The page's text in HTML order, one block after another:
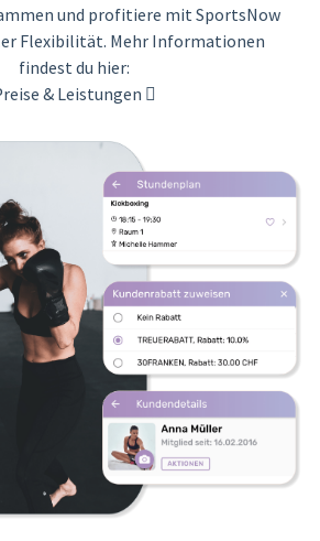
und profitiere mit SportsNow
Flexibilität. Mehr Informationen
findest du hier:
& Leistungen